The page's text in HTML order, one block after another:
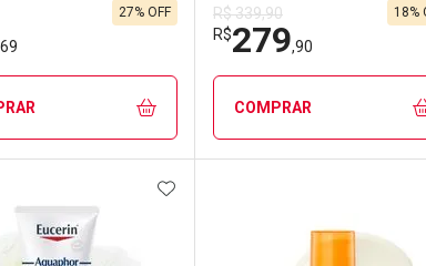
27% OFF
FECHAR
FECHAR
R$ 339,90
R$279,90
18%
COMPRAR
Laboratório
Por Menos
FAVORITOS ADICIONAR AOS FAVORITOS